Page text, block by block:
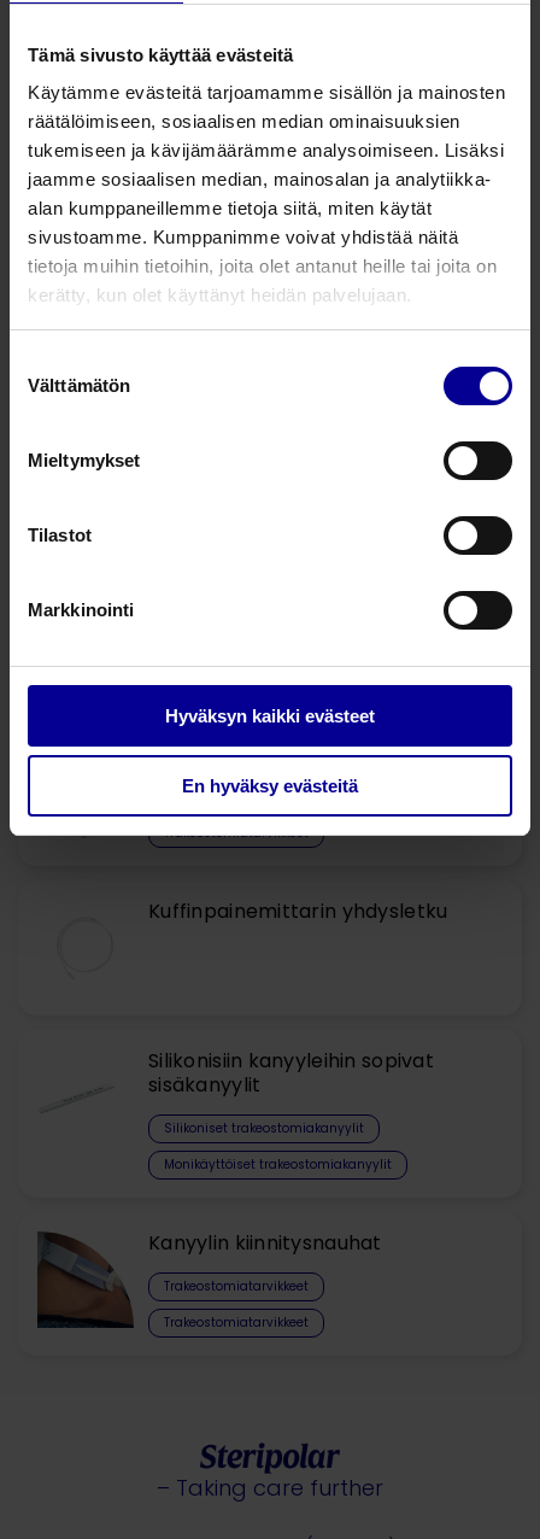
Tämä sivusto käyttää evästeitä
Käytämme evästeitä tarjoamamme sisällön ja mainosten
räätälöimiseen, sosiaalisen median ominaisuuksien
tukemiseen ja kävijämäärämme analysoimiseen. Lisäksi
jaamme sosiaalisen median, mainosalan ja analytiikka-
alan kumppaneillemme tietoja siitä, miten käytät
sivustoamme. Kumppanimme voivat yhdistää näitä
tietoja muihin tietoihin, joita olet antanut heille tai joita on
kerätty, kun olet käyttänyt heidän palvelujaan.
valinta
Välttämätön
Mieltymykset
Tilastot
Markkinointi
Hyväksyn kaikki evästeet
En hyväksy evästeitä
ovat monikäyttöisiä ja niitä voidaan puhdistaa jopa 10
kertaa. Saatavana myös kustomoituna.
Röntgenpositiivinen.
Tuotenumero I.D. O.D. Pituus
750150 5,0 mm 7,4 mm 60 mm
750160 6,0 mm 8,8 mm 70 mm
750190 98 mm 1
Liittyvät tuotteet
Sisäkanyylin puhdistuspuikko
Trakeostomiatarvikkeet
Trakeostomiatarvikkeet
Kuffinpainemittarin yhdysletku
Silikonisiin kanyyleihin sopivat
sisäkanyylit
Silikoniset trakeostomiakanyylit​
Monikäyttöiset trakeostomiakanyylit
Kanyylin kiinnitysnauhat
Trakeostomiatarvikkeet
Trakeostomiatarvikkeet
– Taking care further